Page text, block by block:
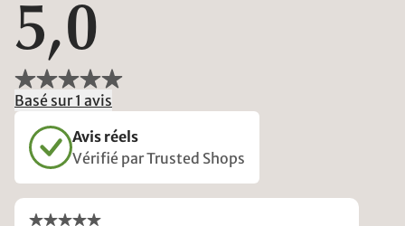
5,0
Basé sur 1 avis
Avis réels
Vérifié par Trusted Shops